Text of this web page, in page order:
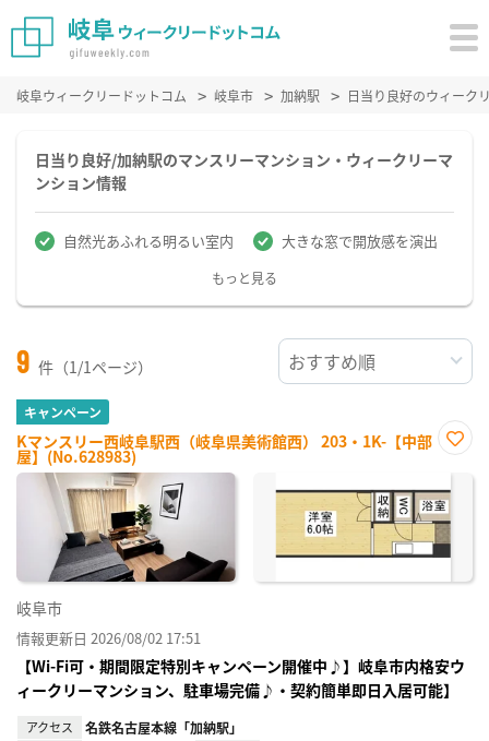
岐阜ウィークリードットコム 岐阜市 加納駅 日当り良好のウィーク
日当り良好/加納駅のマンスリーマンション・ウィークリーマ
ンション情報
自然光あふれる明るい室内 大きな窓で開放感を演出
もっと見る
9 件（1/1ページ）
キャンペーン
Kマンスリー西岐阜駅西（岐阜県美術館西） 203・1K-【中部
屋】(No.628983)
に入
り登
録
岐阜市
情報更新日 2026/08/02 17:51
【Wi-Fi可・期間限定特別キャンペーン開催中♪】岐阜市内格安ウ
ィークリーマンション、駐車場完備♪・契約簡単即日入居可能】
アクセス 名鉄名古屋本線「加納駅」